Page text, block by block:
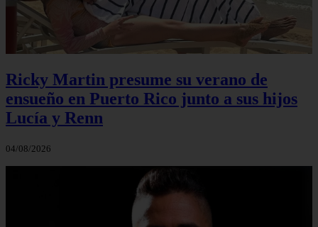
Ricky Martin presume su verano de
ensueño en Puerto Rico junto a sus hijos
Lucía y Renn
04/08/2026